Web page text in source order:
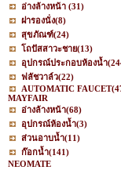
อ่างล้างหน้า (31)
ฝารองนั่ง(8)
สุขภัณฑ์(24)
โถปัสสาวะชาย(13)
อุปกรณ์ประกอบห้องน้ำ
ฟลัชวาล์ว(22)
AUTOMATIC FAUCET
MAYFAIR
อ่างล้างหน้า(68)
อุปกรณ์ห้องน้ำ(3)
ส่วนอาบน้ำ(11)
ก๊อกน้ำ(141)
NEOMATE